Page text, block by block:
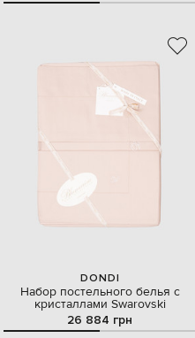
DONDI
Набор постельного белья с
кристаллами Swarovski
26 884 грн